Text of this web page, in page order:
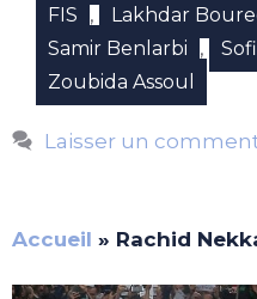
FIS , Lakhdar
Samir Benlarbi ,
Zoubida Assoul
Laisser un
Accueil » Rachid